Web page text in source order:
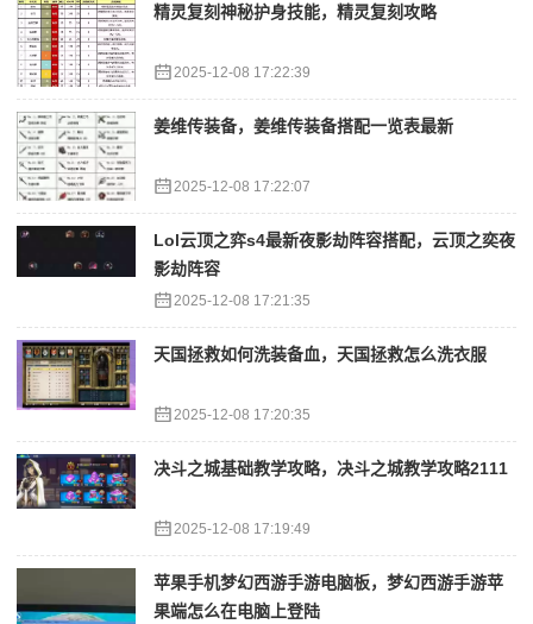
精灵复刻神秘护身技能，精灵复刻攻略
2025-12-08 17:22:39
姜维传装备，姜维传装备搭配一览表最新
2025-12-08 17:22:07
Lol云顶之弈s4最新夜影劫阵容搭配，云顶之奕夜
影劫阵容
2025-12-08 17:21:35
天国拯救如何洗装备血，天国拯救怎么洗衣服
2025-12-08 17:20:35
决斗之城基础教学攻略，决斗之城教学攻略2111
2025-12-08 17:19:49
苹果手机梦幻西游手游电脑板，梦幻西游手游苹
果端怎么在电脑上登陆